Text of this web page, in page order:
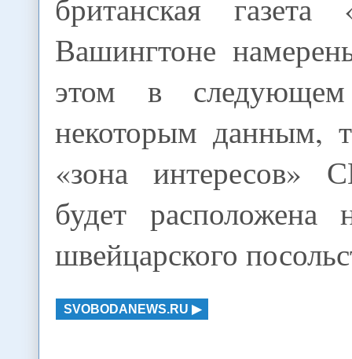
британская
Вашингтоне
этом в
некоторым данным,
«зона
будет расположена
швейцарского
SVOBODANEWS.RU